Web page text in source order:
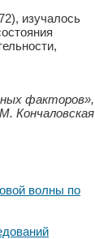
изучалось
факторов»,
Кончаловская
волны по